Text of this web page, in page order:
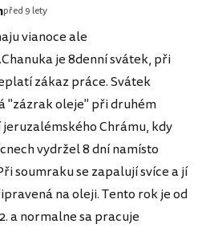
před 9 lety
vianoce ale
je 8denní svátek, při
zákaz práce. Svátek
"zázrak oleje" při druhém
jeruzalémského Chrámu, kdy
vydržel 8 dní namísto
soumraku se zapalují svíce a jí
na oleji. Tento rok je od
a normalne sa pracuje